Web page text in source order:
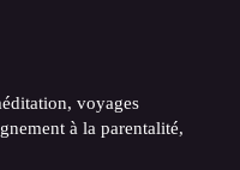
voyages
à la parentalité,